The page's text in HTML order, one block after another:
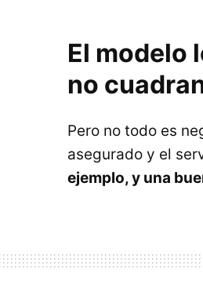
El modelo
no
Pero no todo es
asegurado y el
ejemplo, y una